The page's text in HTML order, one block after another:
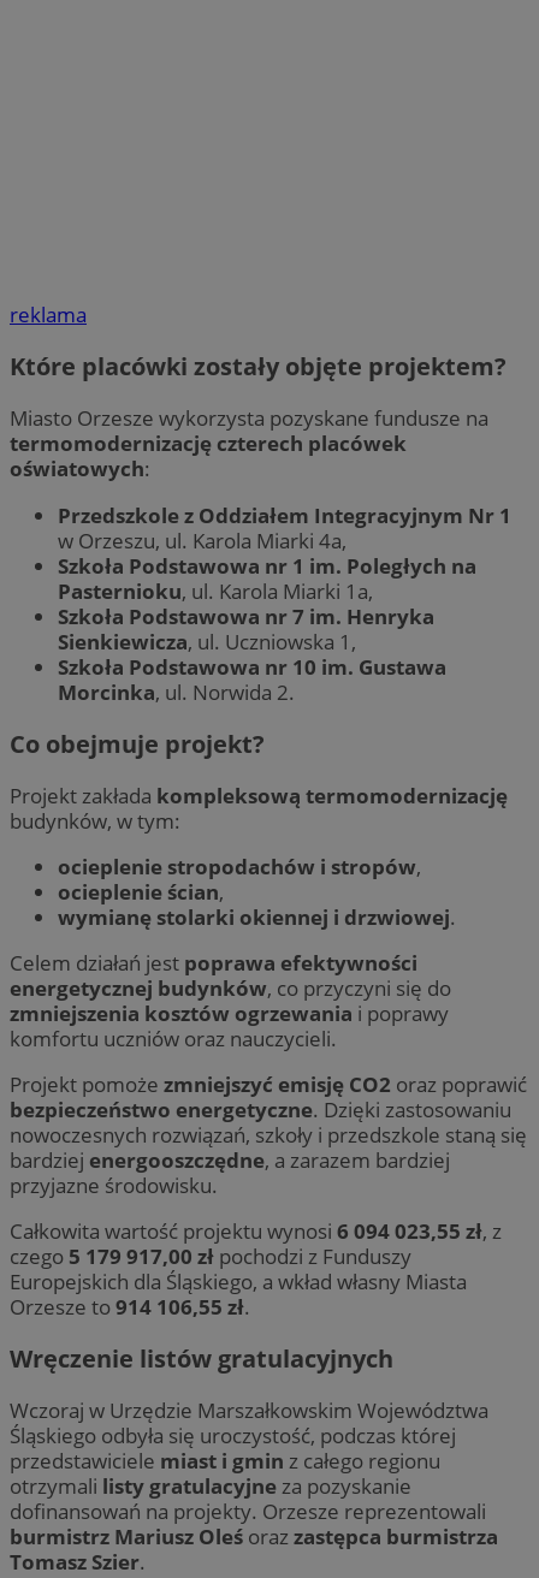
reklama
Które placówki zostały objęte projektem?
Miasto Orzesze wykorzysta pozyskane fundusze na
termomodernizację czterech placówek
oświatowych:
Przedszkole z Oddziałem Integracyjnym Nr 1
w Orzeszu, ul. Karola Miarki 4a,
Szkoła Podstawowa nr 1 im. Poległych na
Pasternioku, ul. Karola Miarki 1a,
Szkoła Podstawowa nr 7 im. Henryka
Sienkiewicza, ul. Uczniowska 1,
Szkoła Podstawowa nr 10 im. Gustawa
Morcinka, ul. Norwida 2.
Co obejmuje projekt?
Projekt zakłada kompleksową termomodernizację
budynków, w tym:
ocieplenie stropodachów i stropów,
ocieplenie ścian,
wymianę stolarki okiennej i drzwiowej.
Celem działań jest poprawa efektywności
energetycznej budynków, co przyczyni się do
zmniejszenia kosztów ogrzewania i poprawy
komfortu uczniów oraz nauczycieli.
Projekt pomoże zmniejszyć emisję CO2 oraz poprawić
bezpieczeństwo energetyczne. Dzięki zastosowaniu
nowoczesnych rozwiązań, szkoły i przedszkole staną się
bardziej energooszczędne, a zarazem bardziej
przyjazne środowisku.
Całkowita wartość projektu wynosi 6 094 023,55 zł, z
czego 5 179 917,00 zł pochodzi z Funduszy
Europejskich dla Śląskiego, a wkład własny Miasta
Orzesze to914 106,55 zł.
Wręczenie listów gratulacyjnych
Wczoraj w Urzędzie Marszałkowskim Województwa
Śląskiego odbyła się uroczystość, podczas której
przedstawiciele miast i gmin z całego regionu
otrzymali listy gratulacyjneza pozyskanie
dofinansowań na projekty. Orzesze reprezentowali
burmistrz Mariusz Oleś orazzastępca burmistrza
Tomasz Szier.